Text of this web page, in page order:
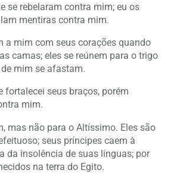
se rebelaram contra mim; eu os
mentiras contra mim.
a mim com seus corações quando
camas; eles se reúnem para o trigo
mim se afastam.
fortalecei seus braços, porém
mim.
mas não para o Altíssimo. Eles são
seus príncipes caem à
da insolência de suas línguas; por
na terra do Egito.